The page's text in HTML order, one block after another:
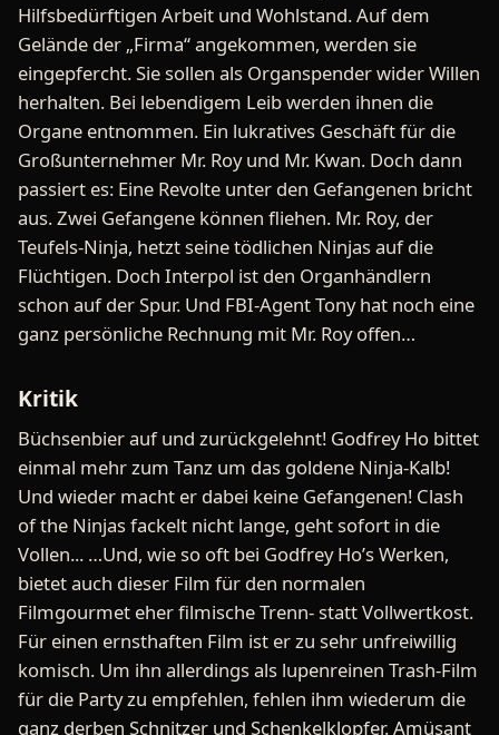
Hilfsbedürftigen Arbeit und Wohlstand. Auf dem
Gelände der „Firma“ angekommen, werden sie
eingepfercht. Sie sollen als Organspender wider Willen
herhalten. Bei lebendigem Leib werden ihnen die
Organe entnommen. Ein lukratives Geschäft für die
Großunternehmer Mr. Roy und Mr. Kwan. Doch dann
passiert es: Eine Revolte unter den Gefangenen bricht
aus. Zwei Gefangene können fliehen. Mr. Roy, der
Teufels-Ninja, hetzt seine tödlichen Ninjas auf die
Flüchtigen. Doch Interpol ist den Organhändlern
schon auf der Spur. Und FBI-Agent Tony hat noch eine
ganz persönliche Rechnung mit Mr. Roy offen…
Kritik
Büchsenbier auf und zurückgelehnt! Godfrey Ho bittet
einmal mehr zum Tanz um das goldene Ninja-Kalb!
Und wieder macht er dabei keine Gefangenen! Clash
of the Ninjas fackelt nicht lange, geht sofort in die
Vollen... …Und, wie so oft bei Godfrey Ho’s Werken,
bietet auch dieser Film für den normalen
Filmgourmet eher filmische Trenn- statt Vollwertkost.
Für einen ernsthaften Film ist er zu sehr unfreiwillig
komisch. Um ihn allerdings als lupenreinen Trash-Film
für die Party zu empfehlen, fehlen ihm wiederum die
ganz derben Schnitzer und Schenkelklopfer. Amüsant